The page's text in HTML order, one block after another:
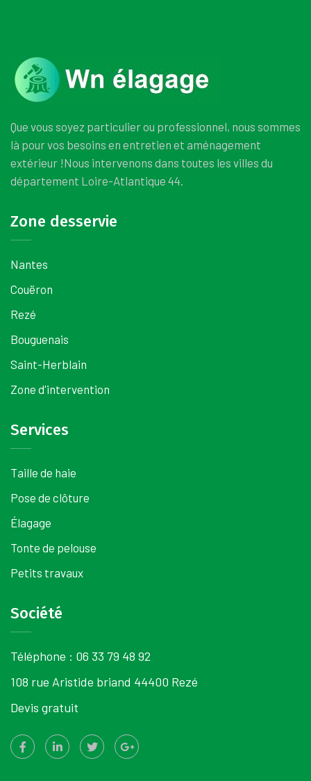
Que vous soyez particulier ou professionnel, nous sommes
là pour vos besoins en entretien et aménagement
extérieur !Nous intervenons dans toutes les villes du
département Loire-Atlantique 44.
Zone desservie
Nantes
Couëron
Rezé
Bouguenais
Saint-Herblain
Zone d'intervention
Services
Taille de haie
Pose de clôture
Élagage
Tonte de pelouse
Petits travaux
Société
Téléphone : 06 33 79 48 92
108 rue Aristide briand 44400 Rezé
Devis gratuit